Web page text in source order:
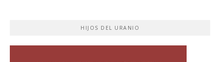
HIJOS DEL URANIO